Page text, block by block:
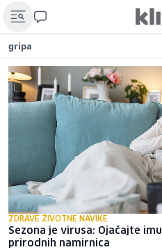
gripa
ZDRAVE ŽIVOTNE NAVIKE
Sezona je virusa: Ojačajte
prirodnih namirnica